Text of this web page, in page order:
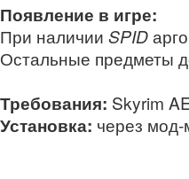
Появление в игре:
При наличии SPID
Остальные предметы
Требования: Skyrim
Установка: через